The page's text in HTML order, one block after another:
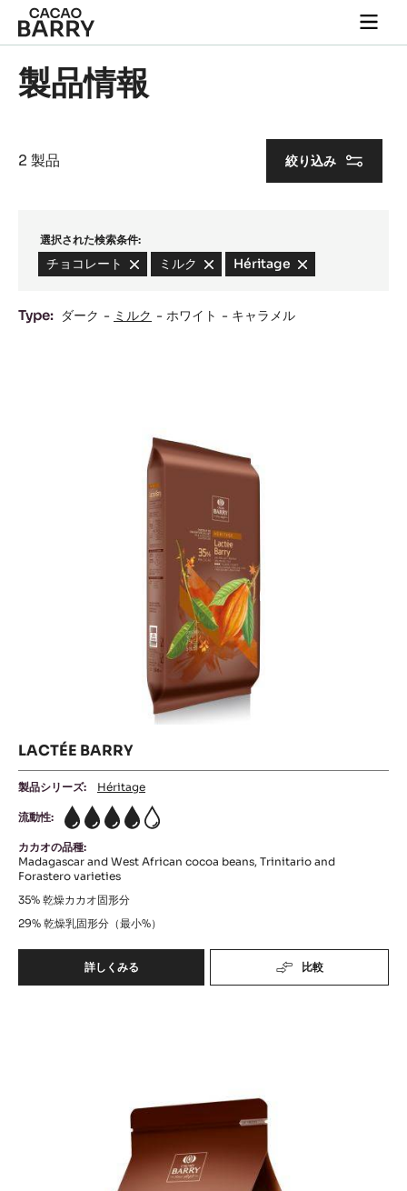
Skip to main content
main
製品情報
2 製品 絞り込み
選択された検索条件:
チョコレート ミルク Héritage
Type: ダーク ミルク ホワイト キャラメル
LACTÉE BARRY
製品シリーズ: Héritage
流動性:
4
カカオの品種:
Madagascar and West African cocoa beans, Trinitario and
Forastero varieties
35% 乾燥カカオ固形分
29% 乾燥乳固形分（最小%）
詳しくみる
-
比較